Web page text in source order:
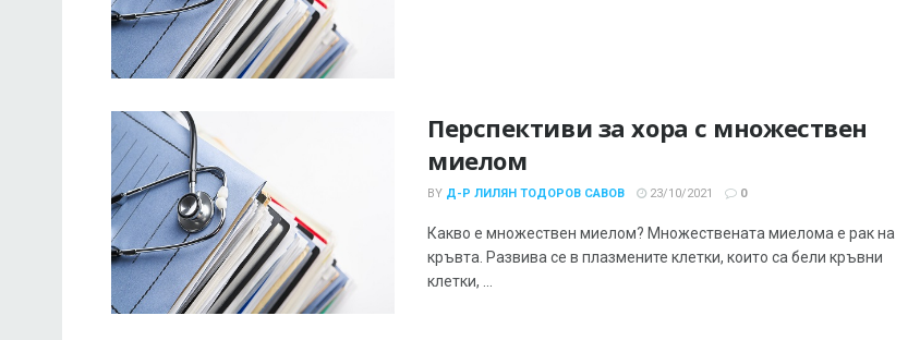
Перспективи за хора с множествен
миелом
BY Д-Р ЛИЛЯН ТОДОРОВ САВОВ 23/10/2021 0
Какво е множествен миелом? Множествената миелома е рак на
кръвта. Развива се в плазмените клетки, които са бели кръвни
клетки, ...